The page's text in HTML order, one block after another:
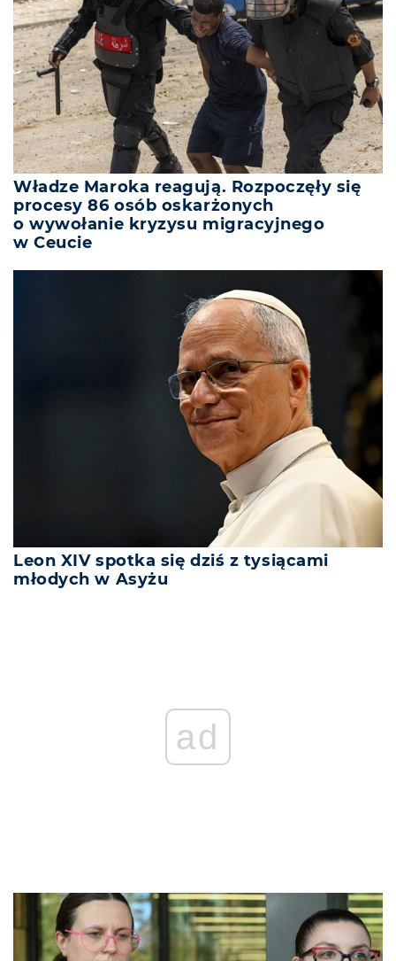
Władze Maroka reagują. Rozpoczęły się
procesy 86 osób oskarżonych
o wywołanie kryzysu migracyjnego
w Ceucie
Leon XIV spotka się dziś z tysiącami
młodych w Asyżu
ad